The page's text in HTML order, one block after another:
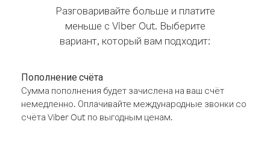
Разговаривайте больше и платите
меньше с Viber Out. Выберите
вариант, который вам подходит:
Пополнение счёта
Сумма пополнения будет зачислена на ваш счёт
немедленно. Оплачивайте международные звонки со
счёта Viber Out по выгодным ценам.